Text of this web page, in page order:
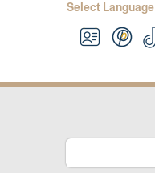
Select Language